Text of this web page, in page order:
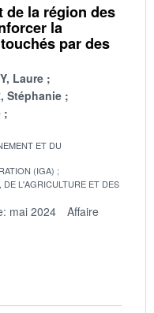
de la région des
la
par des
Laure
Stéphanie
ET DU
(IGA)
L'AGRICULTURE ET DES
mai 2024
Affaire